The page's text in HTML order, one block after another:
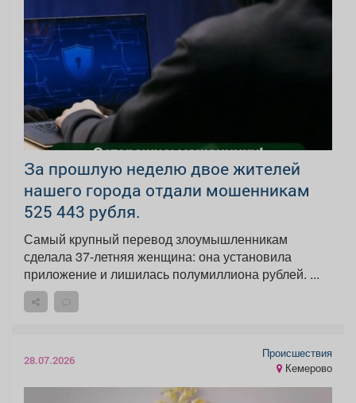
За прошлую неделю двое жителей
нашего города отдали мошенникам
525 443 рубля.
Самый крупный перевод злоумышленникам
сделала 37-летняя женщина: она установила
приложение и лишилась полумиллиона рублей. ...
28.07.2026
Происшествия
Кемерово